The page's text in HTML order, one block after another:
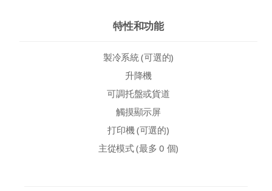
特性和功能
製冷系統 (可選的)
升降機
可調托盤或貨道
觸摸顯示屏
打印機 (可選的)
主從模式 (最多 0 個)